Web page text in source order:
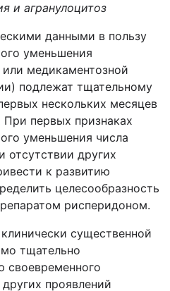
и агранулоцитоз
данными в пользу
уменьшения
медикаментозной
подлежат тщательному
нескольких месяцев
первых признаках
уменьшения числа
отсутствии других
к развитию
целесообразность
рисперидоном.
существенной
тщательно
своевременного
проявлений